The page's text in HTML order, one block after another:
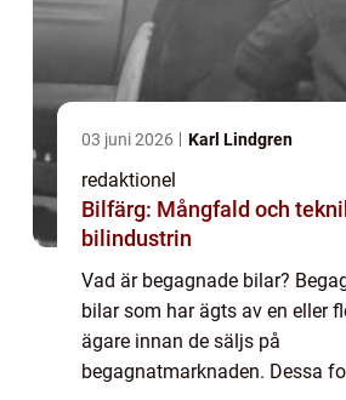
03 juni 2026 Karl Lindgren
redaktionel
Bilfärg: Mångfald och
bilindustrin
Vad är begagnade bilar?
bilar som har ägts av en eller
ägare innan de säljs på
begagnatmarknaden. Dessa